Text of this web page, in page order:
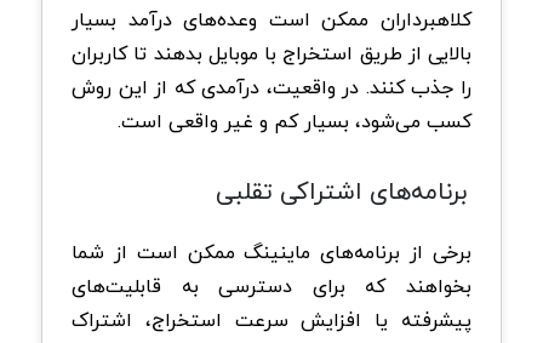
کلاهبرداران ممکن است وعده‌های درآمد بسیار
بالایی از طریق استخراج با موبایل بدهند تا کاربران
را جذب کنند. در واقعیت، درآمدی که از این روش
کسب می‌شود، بسیار کم و غیر واقعی است.
برنامه‌های اشتراکی تقلبی
برخی از برنامه‌های ماینینگ ممکن است از شما
بخواهند که برای دسترسی به قابلیت‌های
پیشرفته یا افزایش سرعت استخراج، اشتراک